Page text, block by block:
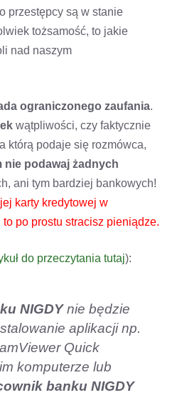
przestępcy są w stanie
tożsamość, to jakie
nad naszym
ograniczonego zaufania.
wątpliwości, czy faktycznie
którą podaje się rozmówca,
nie podawaj żadnych
ani tym bardziej bankowych!
karty kredytowej w
po prostu stracisz pieniądze.
do przeczytania tutaj):
NIGDYnie będzie
aplikacji np.
Quick
komputerze lub
banku NIGDY